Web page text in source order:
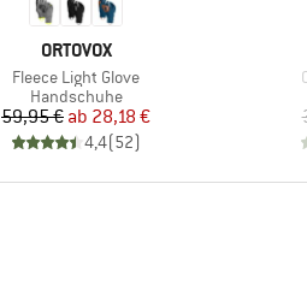
MARKE
ORTOVOX
Artikel
Fleece Light Glove
Produktgruppe
Handschuhe
Preis
59,95 € reduzierter Preis
ab 28,18 €
4,4(52)